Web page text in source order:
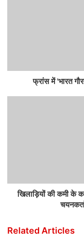
फ्रांस में 'भारत
खिलाड़ियों की कमी के
Related Articles